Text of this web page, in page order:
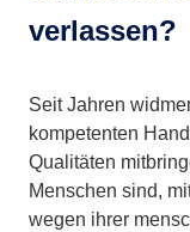
verlassen?
Seit Jahren
kompetenten
Qualitäten
Menschen sind,
wegen ihrer